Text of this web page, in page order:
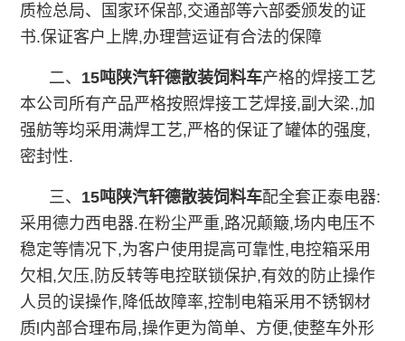
质检总局、国家环保部,交通部等六部委颁发的证
书.保证客户上牌,办理营运证有合法的保障
二、 15吨陕汽轩德散装饲料车产格的焊接工艺
本公司所有产品严格按照焊接工艺焊接,副大梁.,加
强舫等均采用满焊工艺,严格的保证了罐体的强度,
密封性.
三、 15吨陕汽轩德散装饲料车配全套正泰电器:
采用德力西电器.在粉尘严重,路况颠簸,场内电压不
稳定等情况下,为客户使用提高可靠性,电控箱采用
欠相,欠压,防反转等电控联锁保护,有效的防止操作
人员的误操作,降低故障率,控制电箱采用不锈钢材
质l内部合理布局,操作更为简单、方便,使整车外形